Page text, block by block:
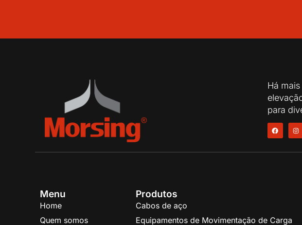
Há
para
Menu
Home
Quem somos
Produtos
Cabos de aço
Equipamentos de Movimentação de Carga